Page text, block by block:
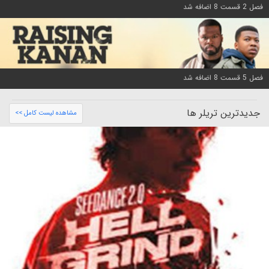
فصل 2 قسمت 8 اضافه شد
فصل 5 قسمت 8 اضافه شد
جدیدترین تریلر ها مشاهده لیست کامل >>